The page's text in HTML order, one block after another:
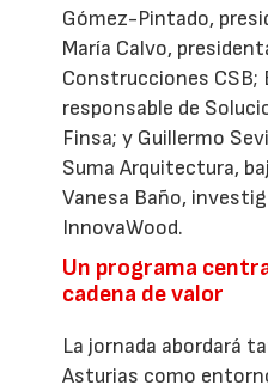
Gómez-Pintado,
María Calvo,
Construcciones CSB;
responsable de
Finsa; y Guillermo
Suma Arquitectura,
Vanesa Baño,
InnovaWood.
Un programa
cadena de valor
La jornada abordará
Asturias como